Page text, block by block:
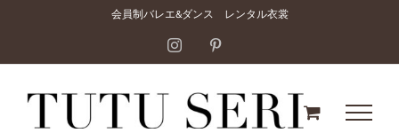
content
会員制バレエ&ダンス レンタル衣裳
Instagram